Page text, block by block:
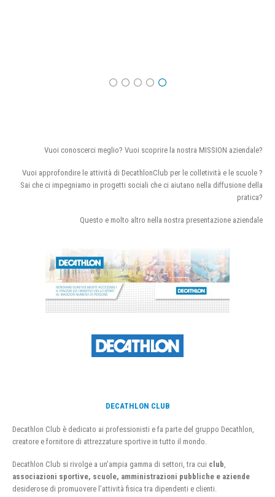
Vuoi conoscerci meglio? Vuoi scoprire la nostra MISSION aziendale?
Vuoi approfondire le attività di DecathlonClub per le colletività e le scuole ?
Sai che ci impegniamo in progetti sociali che ci aiutano nella diffusione della
pratica?
Questo e molto altro nella nostra presentazione aziendale
DECATHLON CLUB
Decathlon Club è dedicato ai professionisti e fa parte del gruppo Decathlon,
creatore e fornitore di attrezzature sportive in tutto il mondo.
Decathlon Club si rivolge a un’ampia gamma di settori, tra cui club
associazioni sportive, scuole, amministrazioni pubbliche e aziende
desiderose di promuovere l’attività fisica tra dipendenti e clienti.